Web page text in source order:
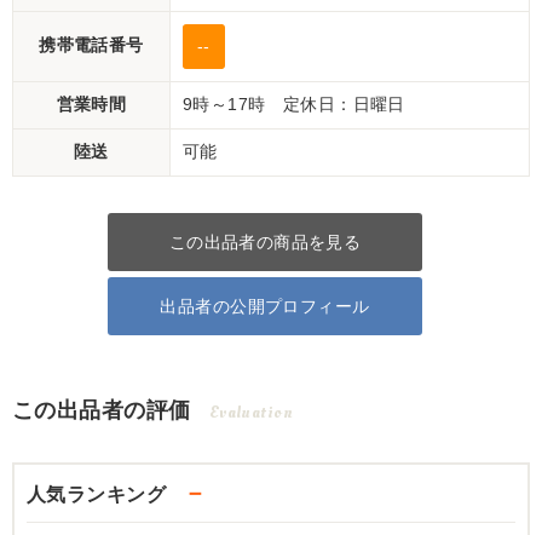
携帯電話番号 --
営業時間 9時～17時 定休日：日曜日
陸送 可能
この出品者の商品を見る
出品者の公開プロフィール
この出品者の評価 Evaluation
人気ランキング －